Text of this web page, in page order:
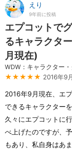
えり
9年前に投稿
エプコットで
るキャラクタ
月現在)
WDW：キャラクター
★★★★★ 2016年9
2016年9月現在、エ
できるキャラクター
久々にエプコットに
べ上げたのですが、
もあり、私自身はあ